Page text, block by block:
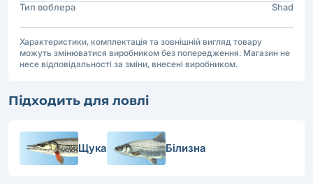
Тип воблера Shad
Характеристики, комплектація та зовнішній вигляд товару
можуть змінюватися виробником без попередження. Магазин не
несе відповідальності за зміни, внесені виробником.
Підходить для ловлі
Щука Білизна